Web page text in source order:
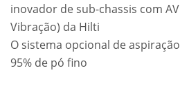
inovador de sub-chassis com
Vibração) da Hilti
O sistema opcional de
95% de pó fino